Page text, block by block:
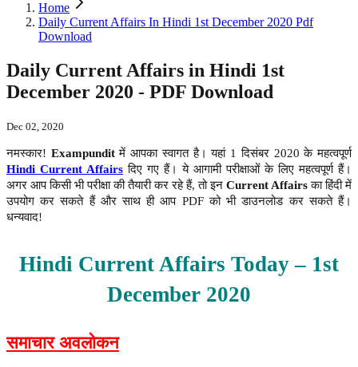
Home
Daily Current Affairs In Hindi 1st December 2020 Pdf
Download
Daily Current Affairs in Hindi 1st
December 2020 - PDF Download
Dec 02, 2020
नमस्कार! Exampunditमें आपका स्वागत है। यहां 1 दिसंबर 2020 के महत्वपूर्ण
Hindi Current Affairs दिए गए हैं। ये आगामी परीक्षाओं के लिए महत्वपूर्ण हैं।
अगर आप किसी भी परीक्षा की तैयारी कर रहे हैं, तो इन Current Affairsका हिंदी में
उपयोग कर सकते हैं और साथ ही आप PDF को भी डाउनलोड कर सकते हैं।
धन्यवाद!
Hindi Current Affairs Today – 1st
December 2020
समाचार अवलोकन